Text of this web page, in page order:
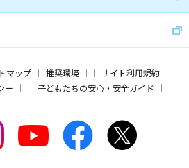
マップ 推奨環境
サイト利用規約
ー
子どもたちの安心・安全ガイド